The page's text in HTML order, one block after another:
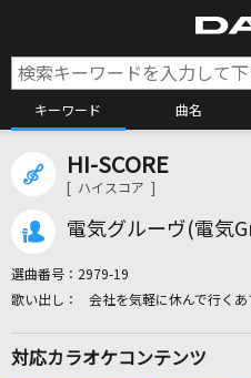
キーワード 曲名
カラオ
HI-SCORE
[ ハイスコア ]
電気グルーヴ(電気
選曲番号： 2979-19
会社を気軽に休んで行くあ
対応カラオケコンテンツ